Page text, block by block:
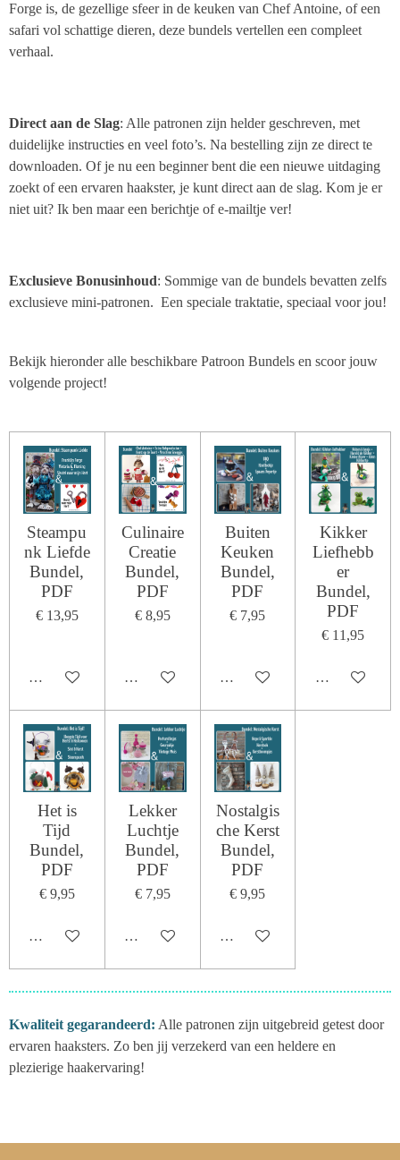
Forge is, de gezellige sfeer in de keuken van Chef Antoine, of een
safari vol schattige dieren, deze bundels vertellen een compleet
verhaal.
Direct aan de Slag: Alle patronen zijn helder geschreven, met
duidelijke instructies en veel foto’s. Na bestelling zijn ze direct te
downloaden. Of je nu een beginner bent die een nieuwe uitdaging
zoekt of een ervaren haakster, je kunt direct aan de slag. Kom je er
niet uit? Ik ben maar een berichtje of e-mailtje ver!
Exclusieve Bonusinhoud: Sommige van de bundels bevatten zelfs
exclusieve mini-patronen. Een speciale traktatie, speciaal voor jou!
Bekijk hieronder alle beschikbare Patroon Bundels en scoor jouw
volgende project!
Steampu
nk Liefde
Bundel,
PDF
€ 13,95
In winkelwagen
Culinaire
Creatie
Bundel,
PDF
€ 8,95
In winkelwagen
Buiten
Keuken
Bundel,
PDF
€ 7,95
In winkelwagen
Kikker
Liefhebb
er
Bundel,
PDF
€ 11,95
In
Het is
Tijd
Bundel,
PDF
€ 9,95
In winkelwagen
Lekker
Luchtje
Bundel,
PDF
€ 7,95
In winkelwagen
Nostalgis
che Kerst
Bundel,
PDF
€ 9,95
In winkelwagen
Kwaliteit gegarandeerd: Alle patronen zijn uitgebreid getest door
ervaren haaksters. Zo ben jij verzekerd van een heldere en
plezierige haakervaring!